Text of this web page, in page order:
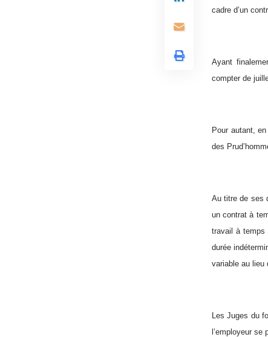
cadre d’un
Ayant
compter de
Pour autant,
des
Au titre de ses
un contrat à
travail à temps
durée
variable au lieu
Les Juges du
l’employeur se